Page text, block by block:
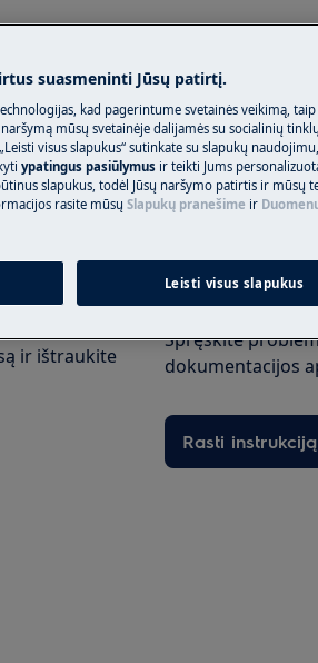
prieš
ir ištraukite
Baigėsi prietaiso
pasirūpinti jo
įeina mokestis už
papildomų išlaidų!
Užsisakykite
Raskite savo
Spręskite
dokumentacijos
Rasti instrukciją
suasmeninti Jūsų patirtį.
kad pagerintume svetainės veikimą,
mūsų svetainėje dalijamės su socialinių
visus slapukus“ sutinkate su slapukų
ypatingus pasiūlymus ir teikti Jums
slapukus, todėl Jūsų naršymo patirtis ir mūsų
rasite mūsų Slapukų pranešime ir
Leisti visus slapukus